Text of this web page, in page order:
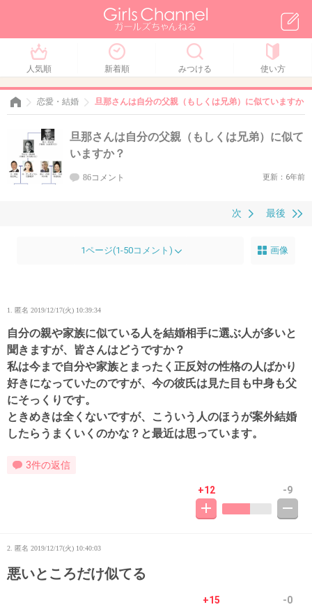
人気順 新着順 みつける 使い方
恋愛・結婚 旦那さんは自分の父親（もしくは兄弟）に似ていますか？
旦那さんは自分の父親（もしくは兄弟）に似て
いますか？
86コメント 更新：6年前
最後
次
1ページ(1-50コメント) 画像
1. 匿名 2019/12/17(火) 10:39:34
自分の親や家族に似ている人を結婚相手に選ぶ人が多いと
聞きますが、皆さんはどうですか？
私は今まで自分や家族とまったく正反対の性格の人ばかり
好きになっていたのですが、今の彼氏は見た目も中身も父
にそっくりです。
ときめきは全くないですが、こういう人のほうが案外結婚
したらうまくいくのかな？と最近は思っています。
3件の返信
+12 -9
2. 匿名 2019/12/17(火) 10:40:03
悪いところだけ似てる
+15 -0